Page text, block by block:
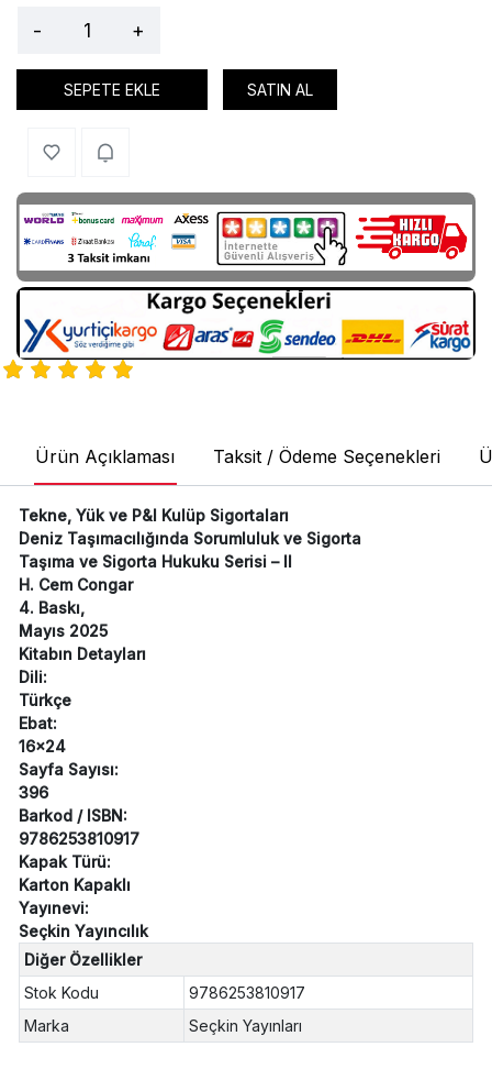
- +
SEPETE EKLE SATIN AL
Ürün Açıklaması Taksit / Ödeme Seçenekleri
Tekne, Yük ve P&I Kulüp Sigortaları
Deniz Taşımacılığında Sorumluluk ve Sigorta
Taşıma ve Sigorta Hukuku Serisi – II
H. Cem Congar
4. Baskı,
Mayıs 2025
Kitabın Detayları
Dili:
Türkçe
Ebat:
16x24
Sayfa Sayısı:
396
Barkod / ISBN:
9786253810917
Kapak Türü:
Karton Kapaklı
Yayınevi:
Seçkin Yayıncılık
Diğer Özellikler
Stok Kodu
9786253810917
Marka
Seçkin Yayınları